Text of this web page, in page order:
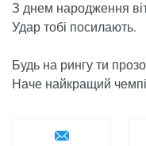
З днем ​​народження
Удар тобі посилають.
Будь на рингу ти
Наче найкращий